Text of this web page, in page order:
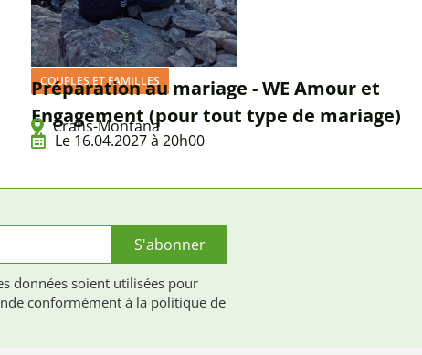
COUPLES ET FAMILLES
Préparation au mariage - WE Amour et
Engagement (pour tout type de mariage)
Crans-Montana
Le 16.04.2027 à 20h00
S'abonner
données soient utilisées pour
conformément à la politique de